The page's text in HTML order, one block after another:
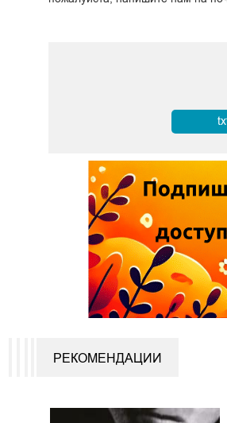
РЕКОМЕНДАЦИИ